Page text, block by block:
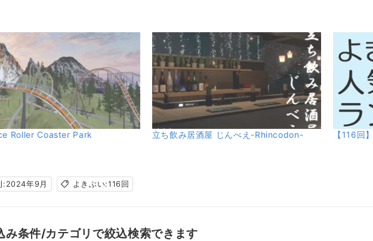
Roller Coaster Park 立ち飲み居酒屋 じんべえ-Rhincodon- 【116回
:2024年9月 よきぶい:116回
み条件/カテゴリで絞込検索できます